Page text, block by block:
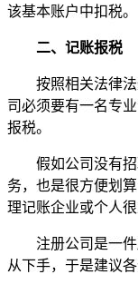
该基本账户中扣税。
二、记账报税
按照相关法律法
司必须要有一名专
报税。
假如公司没有招
务，也是很方便划
理记账企业或个人很
注册公司是一件
从下手，于是建议